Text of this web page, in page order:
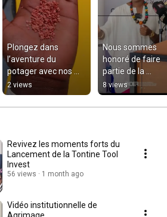
Plongez dans
l’aventure du
potager avec nos
différentes
semences ! 🌱🌼
Qu’il s’agisse de
2 views
Nous sommes
honoré de faire
partie de la
délégation de la
@dersenegal
8 views
Revivez les moments forts du
Lancement de la Tontine Tool
Invest
56 views 1 month ago
Vidéo institutionnelle de